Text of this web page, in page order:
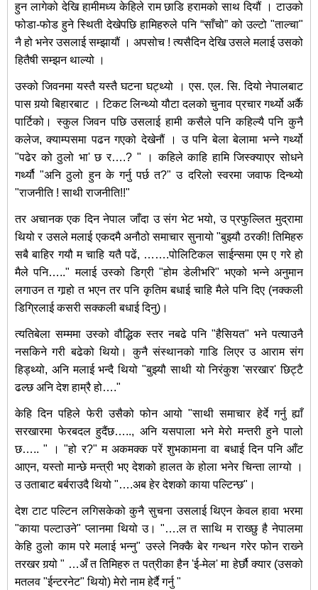
हुन लागेको देखि हामीमध्य केहिले राम छाडि हरामको साथ दियौं । टाउको
फोडा-फोड हुने स्थिती देखेपछि हामिहरुले पनि “साँचो” को उल्टो "ताल्चा"
नै हो भनेर उसलाई सम्झायौं । अपसोच ! त्यसैदिन देखि उसले मलाई उसको
हितैषी सम्झन थाल्यो ।
उस्को जिवनमा यस्तै यस्तै घटना घट्थ्यो । एस. एल. सि. दियो नेपालबाट
पास गर्‍यो बिहारबाट । टिकट लिन्थ्यो यौटा दलको चुनाव प्रचार गर्थ्यो अर्कै
पार्टिको। स्कुल जिवन पछि उसलाई हामी कसैले पनि कहिल्यै पनि कुनै
कलेज, क्याम्पसमा पढन गएको देखेनौं । उ पनि बेला बेलामा भन्ने गर्थ्यो
"पढेर को ठुलो भा' छ र….? " । कहिले काहि हामि जिस्क्याएर सोधने
गर्थ्यौ "अनि ठुलो हुन के गर्नु पर्छ त?" उ दरिलो स्वरमा जवाफ दिन्थ्यो
"राजनीति ! साथी राजनीति!!"
तर अचानक एक दिन नेपाल जाँदा उ संग भेट भयो, उ प्रफुल्लित मुद्रामा
थियो र उसले मलाई एकदमै अनौठो समाचार सुनायो "बुझ्यौ ठरकी! तिमिहरु
सबै बाहिर गयौ म चाहि यतै पढें, …….पोलिटिकल साईन्समा एम ए गरे हो
मैले पनि….." मलाई उस्को डिग्री "होम डेलीभरि" भएको भन्ने अनुमान
लगाउन त गार्‍हो त भएन तर पनि कृतिम बधाई चाहि मैले पनि दिए (नक्कली
डिग्रिलाई कसरी सक्कली बधाई दिनु)।
त्यतिबेला सम्ममा उस्को वौद्धिक स्तर नबढे पनि "हैसियत" भने पत्याउनै
नसकिने गरी बढेको थियो। कुनै संस्थानको गाडि लिएर उ आराम संग
हिड्थ्यो, अनि मलाई भन्दै थियो "बुझ्यौ साथी यो निरंकुश 'सरखार' छिट्टै
ढल्छ अनि देश हाम्रै हो…."
केहि दिन पहिले फेरी उसैको फोन आयो "साथी समाचार हेर्दे गर्नु ह्याँ
सरखारमा फेरबदल हुदैंछ….., अनि यसपाला भने मेरो मन्तरी हुने पालो
छ….. " । "हो र?" म अकमक्क परें शुभकामना वा बधाई दिन पनि आँट
आएन, यस्तो मान्छे मन्त्री भए देशको हालत के होला भनेर चिन्ता लाग्यो ।
उ उताबाट बर्बराउदै थियो "….अब हेर देशको काया पल्टिन्छ"।
देश टाट पल्टिन लगिसकेको कुनै सुचना उसलाई थिएन केवल हावा भरमा
"काया पल्टाउने" प्लानमा थियो उ। "….ल त साथि म राख्छु है नेपालमा
केहि ठुलो काम परे मलाई भन्नु" उस्ले निक्कै बेर गन्थन गरेर फोन राख्‍ने
तरखर गर्‍यो " …अँ त तिमिहरु त पत्रीका हैन 'ई-मेल' मा हेर्छौ क्यार (उसको
मतलव "ईन्टरनेट" थियो) मेरो नाम हेर्दै गर्नु "